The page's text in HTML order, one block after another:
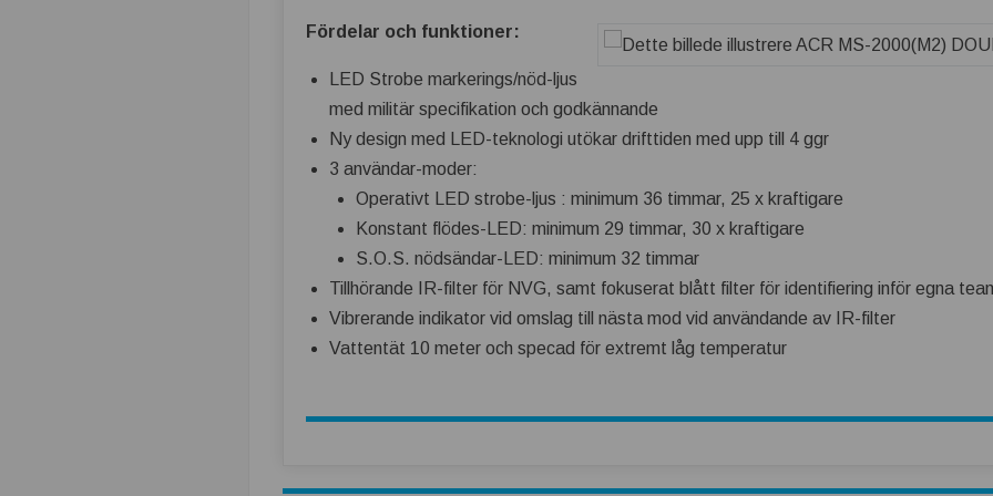
Fördelar och funktioner:
LED Strobe markerings/nöd-ljus
med militär specifikation och godkännande
Ny design med LED-teknologi utökar drifttiden med upp till 4 ggr
3 användar-moder:
Operativt LED strobe-ljus : minimum 36 timmar, 25 x kraftigare
Konstant flödes-LED: minimum 29 timmar, 30 x kraftigare
S.O.S. nödsändar-LED: minimum 32 timmar
Tillhörande IR-filter för NVG, samt fokuserat blått filter för identifiering inför egna
Vibrerande indikator vid omslag till nästa mod vid användande av IR-filter
Vattentät 10 meter och specad för extremt låg temperatur